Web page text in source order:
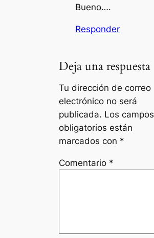
Bueno….
Responder
Deja una respuesta
Tu dirección de correo
electrónico no será
publicada. Los campos
obligatorios están
marcados con *
Comentario *